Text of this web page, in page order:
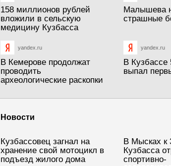
158 миллионов рублей
вложили в сельскую
медицину Кузбасса
Малышева
страшные
yandex.ru
В Кемерове продолжат
проводить
археологические раскопки
yandex.ru
В Кузбассе
выпал
Новости
Кузбассовец загнал на
хранение свой мотоцикл в
подъезд жилого дома
В Мысках к
Кузбасса
спортивно-